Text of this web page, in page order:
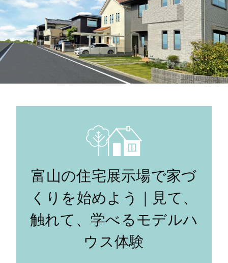
富山の住宅展示場で家づ
くりを始めよう｜見て、
触れて、学べるモデルハ
ウス体験